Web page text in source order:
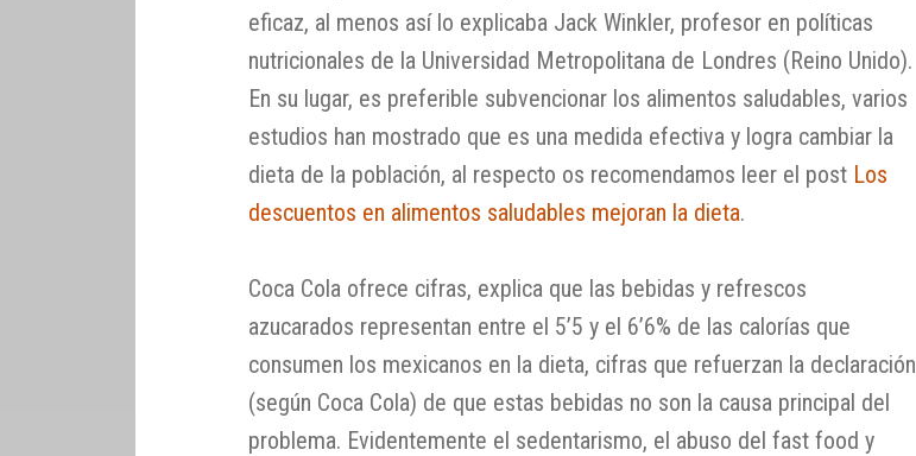
eficaz, al menos así lo explicaba Jack Winkler, profesor en políticas
nutricionales de la Universidad Metropolitana de Londres (Reino Unido).
En su lugar, es preferible subvencionar los alimentos saludables, varios
estudios han mostrado que es una medida efectiva y logra cambiar la
dieta de la población, al respecto os recomendamos leer el post Los
descuentos en alimentos saludables mejoran la dieta.
Coca Cola ofrece cifras, explica que las bebidas y refrescos
azucarados representan entre el 5’5 y el 6’6% de las calorías que
consumen los mexicanos en la dieta, cifras que refuerzan la declaración
(según Coca Cola) de que estas bebidas no son la causa principal del
problema. Evidentemente el sedentarismo, el abuso del fast food y